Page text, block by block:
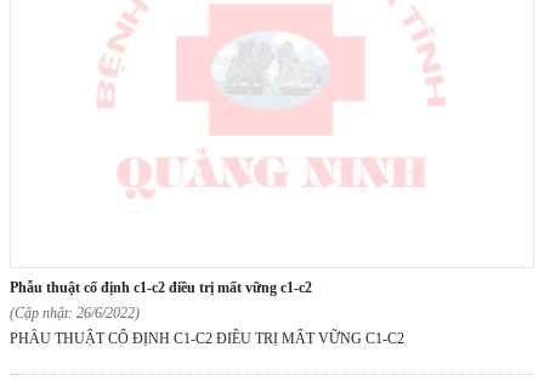
phẫu thuật cố định c1-c2 điều trị mất vững c1-c2
(Cập nhật: 26/6/2022)
PHẪU THUẬT CỐ ĐỊNH C1-C2 ĐIỀU TRỊ MẤT VỮNG C1-C2